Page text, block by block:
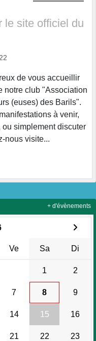
le site officiel du
de vous accueillir
notre club "Association
(euses) des Barils".
à venir,
simplement discuter
nous visite...
Ve Sa Di
1 2
7 8 9
14 15 16
21 22 23
+ d'évènements